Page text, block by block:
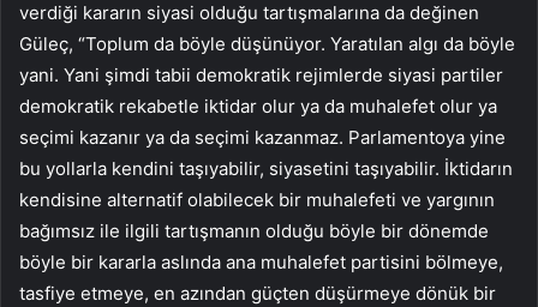
verdiği kararın siyasi olduğu tartışmalarına da değinen
Güleç, “Toplum da böyle düşünüyor. Yaratılan algı da böyle
yani. Yani şimdi tabii demokratik rejimlerde siyasi partiler
demokratik rekabetle iktidar olur ya da muhalefet olur ya
seçimi kazanır ya da seçimi kazanmaz. Parlamentoya yine
bu yollarla kendini taşıyabilir, siyasetini taşıyabilir. İktidarın
kendisine alternatif olabilecek bir muhalefeti ve yargının
bağımsız ile ilgili tartışmanın olduğu böyle bir dönemde
böyle bir kararla aslında ana muhalefet partisini bölmeye,
tasfiye etmeye, en azından güçten düşürmeye dönük bir